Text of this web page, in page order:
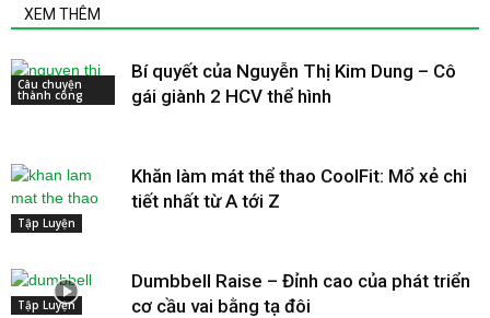
XEM THÊM
Câu chuyện
thành công
Bí quyết của Nguyễn Thị Kim Dung – Cô
gái giành 2 HCV thể hình
Tập Luyện
Khăn làm mát thể thao CoolFit: Mổ xẻ chi
tiết nhất từ A tới Z
Tập Luyện
Dumbbell Raise – Đỉnh cao của phát triển
cơ cầu vai bằng tạ đôi